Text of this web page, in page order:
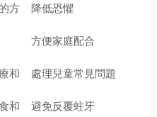
方
降低恐懼
方便家庭配合
和
處理兒童常見問題
和
避免反覆蛀牙